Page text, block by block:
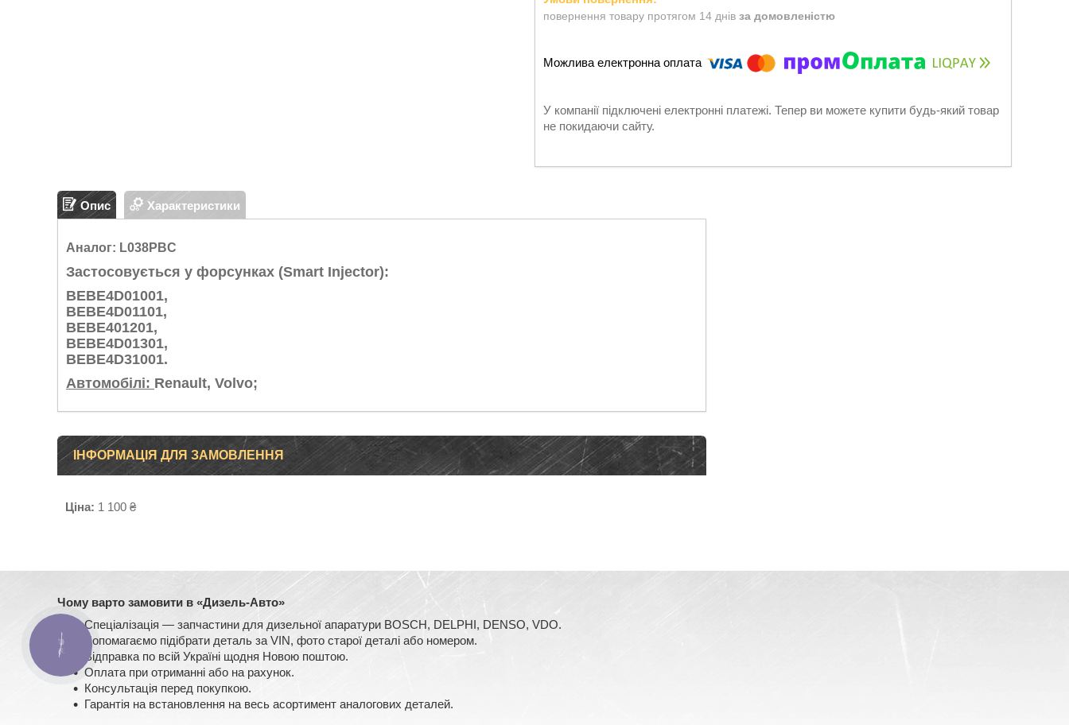
повернення товару протягом 14 днів за домовленістю
У компанії підключені електронні платежі. Тепер ви можете купити будь-який товар
не покидаючи сайту.
Опис Характеристики
Аналог: L038PBC
Застосовується у форсунках (Smart Injector):
BEBE4D01001,
BEBE4D01101,
BEBE401201,
BEBE4D01301,
BEBE4D31001.
Автомобілі: Renault, Volvo;
ІНФОРМАЦІЯ ДЛЯ ЗАМОВЛЕННЯ
Ціна: 1 100 ₴
Чому варто замовити в «Дизель-Авто»
Спеціалізація — запчастини для дизельної апаратури BOSCH, DELPHI, DENSO, VDO.
Допомагаємо підібрати деталь за VIN, фото старої деталі або номером.
Відправка по всій Україні щодня Новою поштою.
Оплата при отриманні або на рахунок.
Консультація перед покупкою.
Гарантія на встановлення на весь асортимент аналогових деталей.
КНОПКА
ЗВ'ЯЗКУ